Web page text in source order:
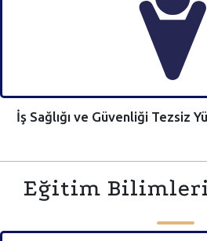
İş Sağlığı ve Güvenliği Tezsiz
Eğitim